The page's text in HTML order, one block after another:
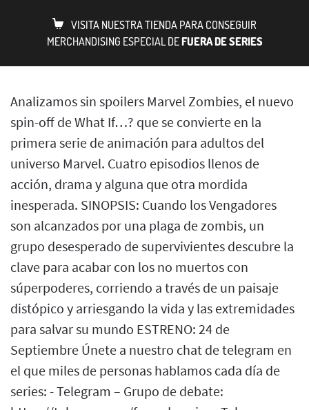
VISITA NUESTRA TIENDA PARA CONSEGUIR
MERCHANDISING ESPECIAL DEFUERA DE SERIES
Analizamos sin spoilers Marvel Zombies, el nuevo
spin-off de What If…? que se convierte en la
primera serie de animación para adultos del
universo Marvel. Cuatro episodios llenos de
acción, drama y alguna que otra mordida
inesperada. SINOPSIS: Cuando los Vengadores
son alcanzados por una plaga de zombis, un
grupo desesperado de supervivientes descubre la
clave para acabar con los no muertos con
súperpoderes, corriendo a través de un paisaje
distópico y arriesgando la vida y las extremidades
para salvar su mundo ESTRENO: 24 de
Septiembre Únete a nuestro chat de telegram en
el que miles de personas hablamos cada día de
series: - Telegram – Grupo de debate: